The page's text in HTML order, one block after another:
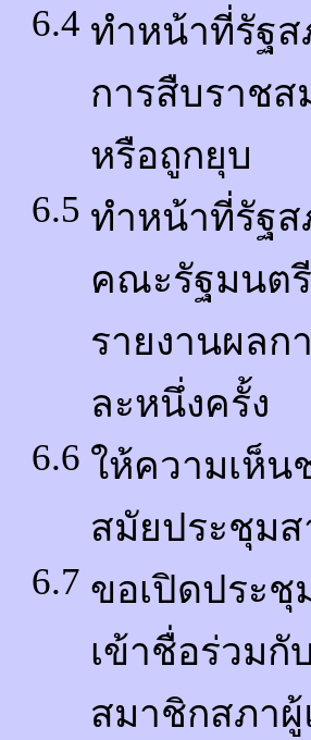
6.4 ทำหน้าที่รัฐส
การสืบราช
หรือถูกยุบ
6.5 ทำหน้าที่รัฐส
คณะรัฐมนต
รายงานผลก
ละหนึ่งครั้ง
6.6 ให้ความเห็
สมัยประชุม
6.7 ขอเปิดประ
เข้าชื่อร่วมกับ
สมาชิกสภา